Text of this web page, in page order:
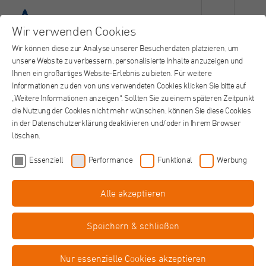
MFA (m/w/d) Psychiatrie Neuss
Alexius/Josef Krankenhaus, Neuss
Bereit für ein dynamisches Umfeld mit schnellen
Wir verwenden Cookies
Wir können diese zur Analyse unserer Besucherdaten platzieren, um
unsere Website zu verbessern, personalisierte Inhalte anzuzeigen und
Ihnen ein großartiges Website-Erlebnis zu bieten. Für weitere
Informationen zu den von uns verwendeten Cookies klicken Sie bitte auf
„Weitere Informationen anzeigen“. Sollten Sie zu einem späteren Zeitpunkt
die Nutzung der Cookies nicht mehr wünschen, können Sie diese Cookies
in der Datenschutzerklärung deaktivieren und/oder in Ihrem Browser
löschen.
Essenziell Performance Funktional Werbung
Alle akzeptieren
Speichern & schließen
Nur essenzielle Cookies akzeptieren